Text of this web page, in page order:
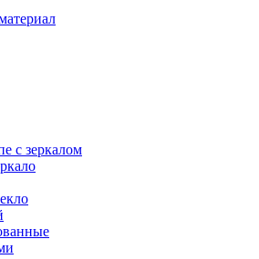
с зеркалом